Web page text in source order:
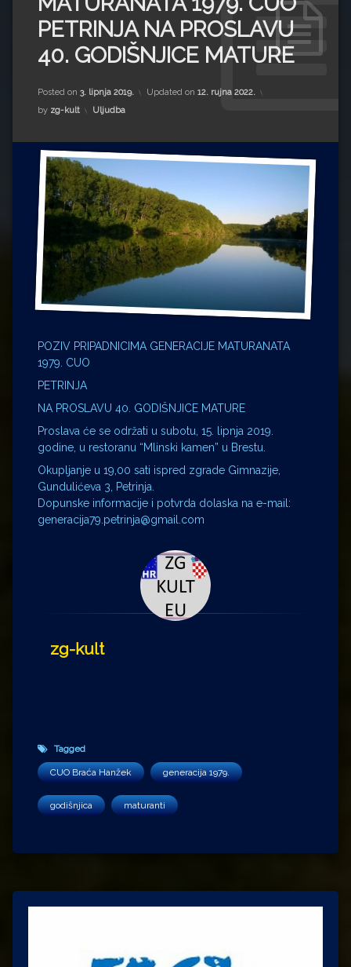
Impressum
Milenko Strižak
Drugi autori
Drugi autori
Ljiljana Lekanić-Kljaić
Željko Krznarić
Mario Lovreković
Miroslav Šantek
PETRINJA NA PROSLAVU
40. GODIŠNJICE MATURE
Posted on 3. lipnja 2019. Updated on 12. rujna 2022.
by zg-kult Kategorije:
Uljudba
POZIV PRIPADNICIMA GENERACIJE MATURANATA
1979. CUO
PETRINJA
NA PROSLAVU 40. GODIŠNJICE MATURE
Proslava će se održati u subotu, 15. lipnja 2019.
godine, u restoranu “Mlinski kamen” u Brestu.
Okupljanje u 19,00 sati ispred zgrade Gimnazije,
Gundulićeva 3, Petrinja.
Dopunske informacije i potvrda dolaska na e-mail:
generacija79.petrinja@gmail.com
zg-kult
Tagged
CUO Braća Hanžek generacija 1979.
godišnjica maturanti